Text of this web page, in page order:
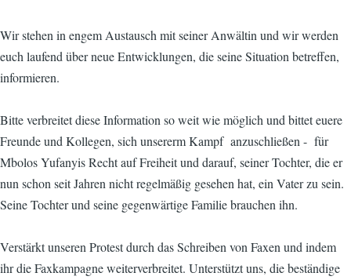
Wir stehen in engem Austausch mit seiner Anwältin und wir werden
euch laufend über neue Entwicklungen, die seine Situation betreffen,
informieren.
Bitte verbreitet diese Information so weit wie möglich und bittet euere
Freunde und Kollegen, sich unsererm Kampf anzuschließen - für
Mbolos Yufanyis Recht auf Freiheit und darauf, seiner Tochter, die er
nun schon seit Jahren nicht regelmäßig gesehen hat, ein Vater zu sein.
Seine Tochter und seine gegenwärtige Familie brauchen ihn.
Verstärkt unseren Protest durch das Schreiben von Faxen und indem
ihr die Faxkampagne weiterverbreitet. Unterstützt uns, die beständige